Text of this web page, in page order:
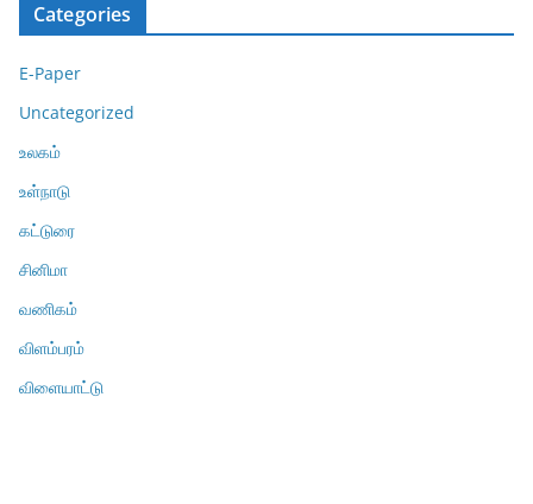
Categories
E-Paper
Uncategorized
உலகம்
உள்நாடு
கட்டுரை
சினிமா
வணிகம்
விளம்பரம்
விளையாட்டு